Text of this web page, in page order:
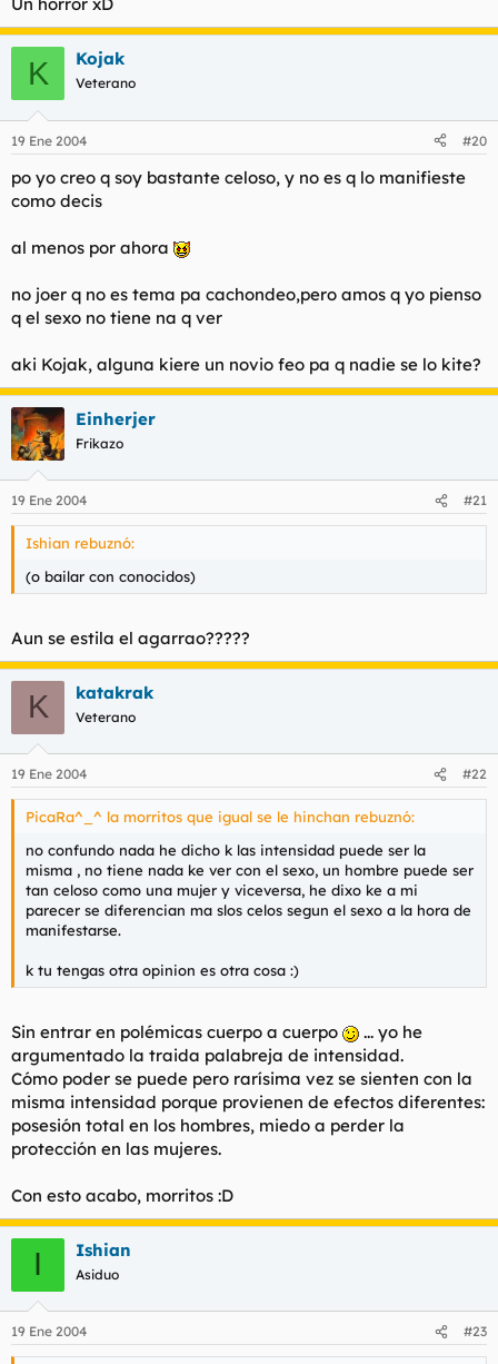
K Kojak
Veterano
19 Ene 2004 #20
po yo creo q soy bastante celoso, y no es q lo manifieste
como decis
al menos por ahora
no joer q no es tema pa cachondeo,pero amos q yo pienso
q el sexo no tiene na q ver
aki Kojak, alguna kiere un novio feo pa q nadie se lo kite?
Einherjer
Frikazo
19 Ene 2004 #21
Ishian rebuznó:
(o bailar con conocidos)
Aun se estila el agarrao?????
K katakrak
Veterano
19 Ene 2004 #22
PicaRa^_^ la morritos que igual se le hinchan rebuznó:
no confundo nada he dicho k las intensidad puede ser la
misma , no tiene nada ke ver con el sexo, un hombre puede ser
tan celoso como una mujer y viceversa, he dixo ke a mi
parecer se diferencian ma slos celos segun el sexo a la hora de
manifestarse.
k tu tengas otra opinion es otra cosa :)
Sin entrar en polémicas cuerpo a cuerpo
... yo he
argumentado la traida palabreja de intensidad.
Cómo poder se puede pero rarísima vez se sienten con la
misma intensidad porque provienen de efectos diferentes:
posesión total en los hombres, miedo a perder la
protección en las mujeres.
Con esto acabo, morritos :D
I Ishian
Asiduo
19 Ene 2004 #23